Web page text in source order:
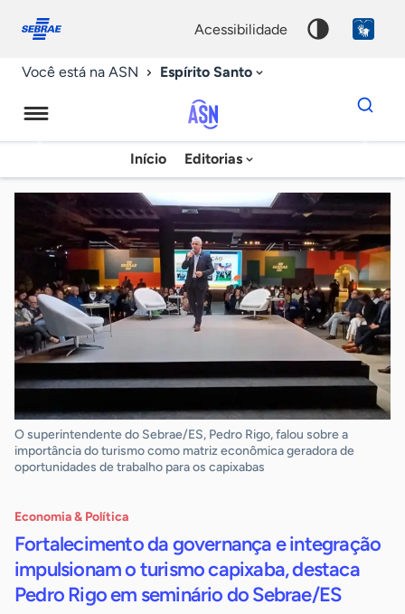
conosco
acessibilidade
Você está na ASN Espírito Santo
Agência
Sebrae
de
Notícias
Início Editorias
Dados
para
chave
O superintendente do Sebrae/ES, Pedro Rigo, falou sobre a
importância do turismo como matriz econômica geradora de
oportunidades de trabalho para os capixabas
Economia & Política
Fortalecimento da governança e integração
impulsionam o turismo capixaba, destaca
Pedro Rigo em seminário do Sebrae/ES